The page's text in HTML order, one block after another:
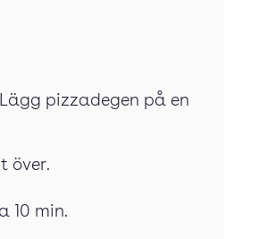
pizzadegen på en
över.
10 min.